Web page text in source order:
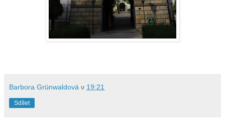
Barbora Grünwaldová v 19:21
Sdílet